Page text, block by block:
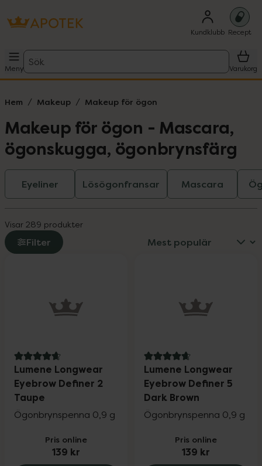
Kundklubb Recept
Meny
Sök
Varukorg
Hem Makeup Makeup för ögon
Makeup för ögon - Mascara,
ögonskugga, ögonbrynsfärg
Eyeliner Lösögonfransar Mascara
Visar 289 produkter
Filter
4.8 av 5 i omdöme
Lumene Longwear
Eyebrow Definer 2
Taupe
Ögonbrynspenna 0,9 g
Pris online
139 kr
4.7 av 5 i omdöme
Lumene Longwear
Eyebrow Definer 5
Dark Brown
Ögonbrynspenna 0,9 g
Pris online
139 kr